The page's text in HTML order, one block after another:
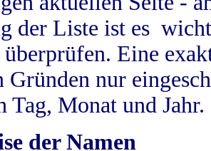
der Liste ist es
Eine
Gründen nur
Tag, Monat und Jahr.
der Namen